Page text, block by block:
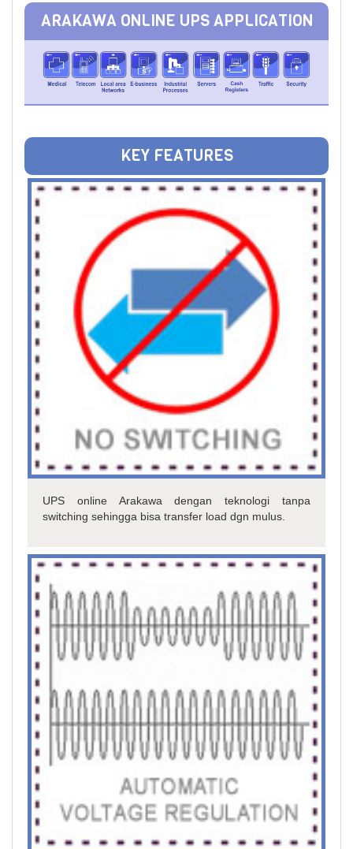
ARAKAWA ONLINE UPS APPLICATION
KEY FEATURES
UPS online Arakawa dengan teknologi tanpa
switching sehingga bisa transfer load dgn mulus.